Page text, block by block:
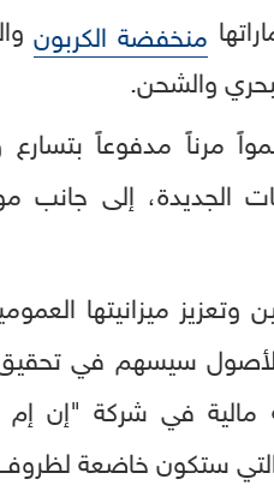
منخفضة الكربون
والشحن.
مدفوعاً بتسارع
الجديدة، إلى جانب
ميزانيتها
في شركة "إن إم
ستكون خاضعة